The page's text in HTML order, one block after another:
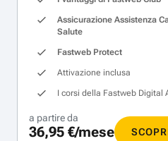
Assicurazione Assistenza
Salute
Fastweb Protect
Attivazione inclusa
I corsi della Fastweb Digital
a partire da
36,95 €/mese